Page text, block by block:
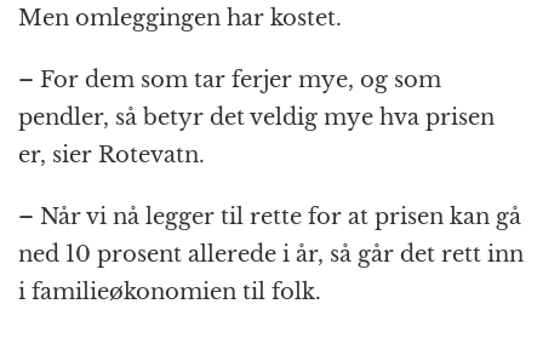
Men omleggingen har kostet.
– For dem som tar ferjer mye, og som
pendler, så betyr det veldig mye hva prisen
er, sier Rotevatn.
– Når vi nå legger til rette for at prisen kan gå
ned 10 prosent allerede i år, så går det rett inn
i familieøkonomien til folk.